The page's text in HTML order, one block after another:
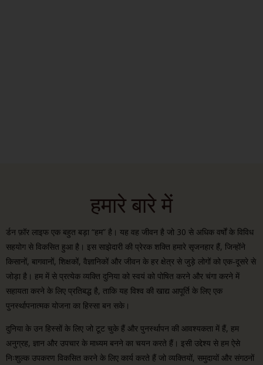
हमारे बारे में
र्डन फ़ॉर लाइफ एक बहुत बड़ा “हम” है। यह वह जीवन है जो 30 से अधिक वर्षों के विविध
सहयोग से विकसित हुआ है। इस साझेदारी की प्रेरक शक्ति हमारे सृजनहार हैं, जिन्होंने
किसानों, बागवानों, शिक्षकों, वैज्ञानिकों और जीवन के हर क्षेत्र से जुड़े लोगों को एक-दूसरे से
जोड़ा है। हम में से प्रत्येक व्यक्ति दुनिया को स्वयं को पोषित करने और चंगा करने में
सहायता करने के लिए प्रतिबद्ध है, ताकि यह विश्व की खाद्य आपूर्ति के लिए एक
पुनर्स्थापनात्मक योजना का हिस्सा बन सके।
दुनिया के उन हिस्सों के लिए जो टूट चुके हैं और पुनर्स्थापन की आवश्यकता में हैं, हम
अनुग्रह, ज्ञान और उपचार के माध्यम बनने का चयन करते हैं। इसी उद्देश्य से हम ऐसे
निःशुल्क उपकरण विकसित करने के लिए कार्य करते हैं जो व्यक्तियों, समुदायों और संगठनों